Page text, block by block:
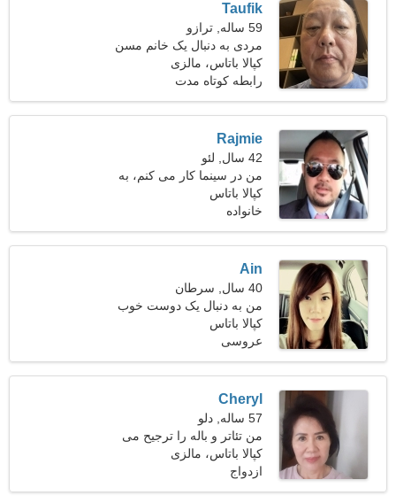
Taufik
59 ساله, ترازو
مردی به دنبال یک خانم مسن
50-55
کپالا باتاس، مالزی
رابطه کوتاه مدت
Rajmie
42 سال, لئو
من در سینما کار می کنم، به
یک زن پرشور نیاز دارم
کپالا باتاس
خانواده
Ain
40 سال, سرطان
من به دنبال یک دوست خوب
برای رقص هستم
کپالا باتاس
عروسی
Cheryl
57 ساله, دلو
من تئاتر و باله را ترجیح می
دهم
کپالا باتاس، مالزی
ازدواج